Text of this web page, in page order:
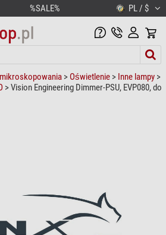
%SALE% PL / $
> Oświetlenie > Inne lampy >
> Vision Engineering Dimmer-PSU, EVP080, do